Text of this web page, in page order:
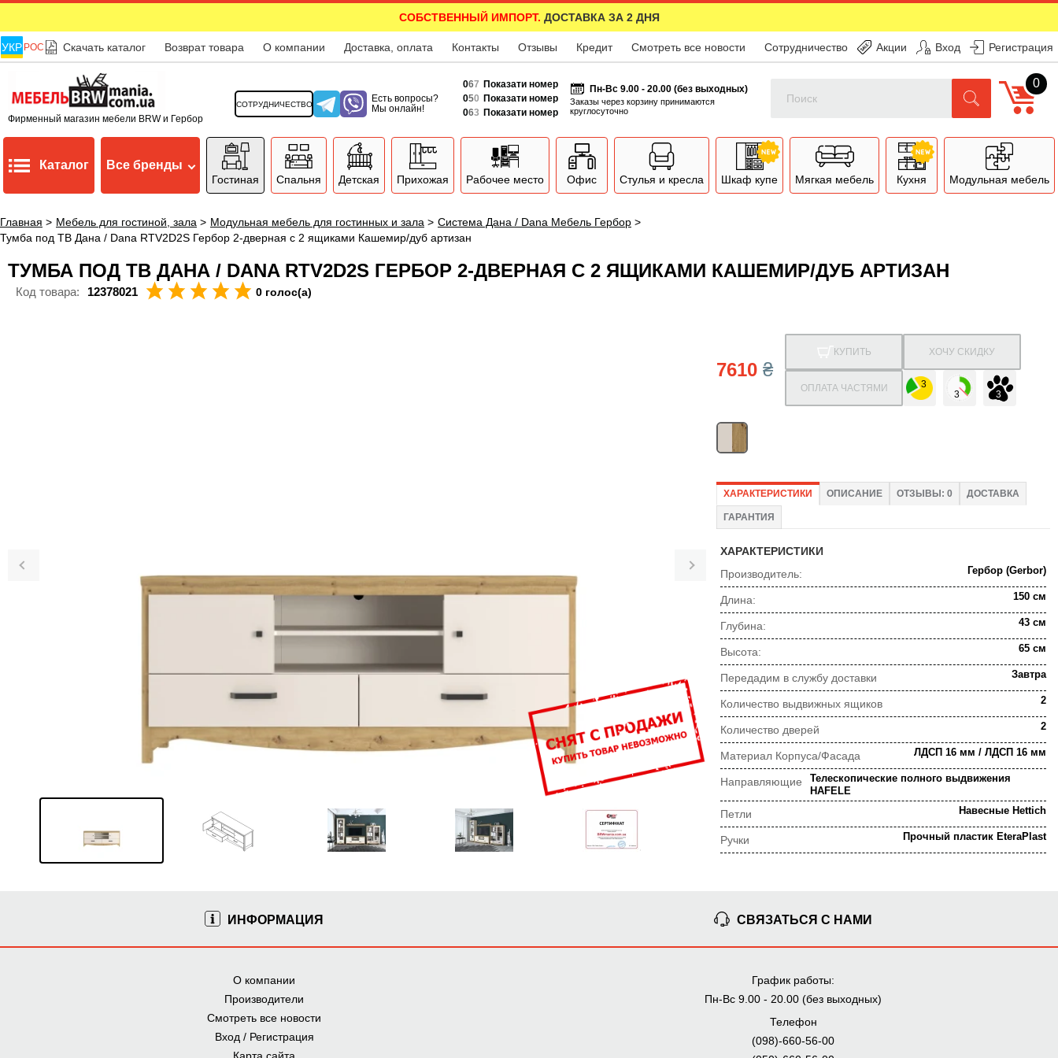
СОБСТВЕННЫЙ ИМПОРТ. ДОСТАВКА ЗА 2 ДНЯ
УКР РОС Скачать каталог Возврат товара О компании Доставка, оплата Контакты Отзывы Кредит Смотреть все новости Сотрудничество Акции Вход Регистрация
Фирменный магазин мебели BRW и Гербор
СОТРУДНИЧЕСТВО
Есть вопросы?
Мы онлайн!
067 Показати номер
050 Показати номер
063 Показати номер
Пн-Вс 9.00 - 20.00 (без выходных)
Заказы через корзину принимаются
круглосуточно
0
Каталог Все бренды
Гостиная Спальня Детская Прихожая Рабочее место Офис Стулья и кресла Шкаф купе Мягкая мебель Кухня Модульная мебель
Главная > Мебель для гостиной, зала > Модульная мебель для гостинных и зала > Система Дана / Dana Мебель Гербор >
Тумба под ТВ Дана / Dana RTV2D2S Гербор 2-дверная с 2 ящиками Кашемир/дуб артизан
ТУМБА ПОД ТВ ДАНА / DANA RTV2D2S ГЕРБОР 2-ДВЕРНАЯ С 2 ЯЩИКАМИ КАШЕМИР/ДУБ АРТИЗАН
Код товара: 12378021 0 голос(а)
7610₴
КУПИТЬ ХОЧУ СКИДКУ
ОПЛАТА ЧАСТЯМИ
ХАРАКТЕРИСТИКИ ОПИСАНИЕ ОТЗЫВЫ: 0 ДОСТАВКА
ГАРАНТИЯ
ХАРАКТЕРИСТИКИ
Производитель:
Гербор (Gerbor)
Длина: 150 см
Глубина: 43 см
Высота: 65 см
Передадим в службу доставки Завтра
Количество выдвижных ящиков 2
Количество дверей 2
Материал Корпуса/Фасада ЛДСП 16 мм / ЛДСП 16 мм
Направляющие
Телескопические полного выдвижения
HAFELE
Петли Навесные Hettich
Ручки Прочный пластик EteraPlast
Тип
Цвет
ПОРЯДОК ВЫПОЛНЕНИЯ ЗАКАЗА
Предварительная
ИНФОРМАЦИЯ
О компании
Производители
Смотреть все новости
Вход / Регистрация
Карта сайта
СВЯЗАТЬСЯ С НАМИ
График работы:
Пн-Вс 9.00 - 20.00 (без выходных)
Телефон
(098)-660-56-00